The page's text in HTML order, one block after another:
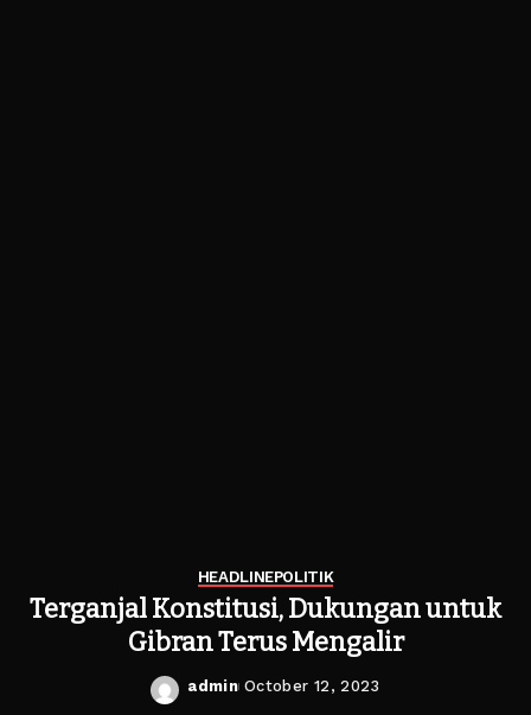
HEADLINEPOLITIK
Terganjal Konstitusi, Dukungan untuk
Gibran Terus Mengalir
Posted
admin October 12, 2023